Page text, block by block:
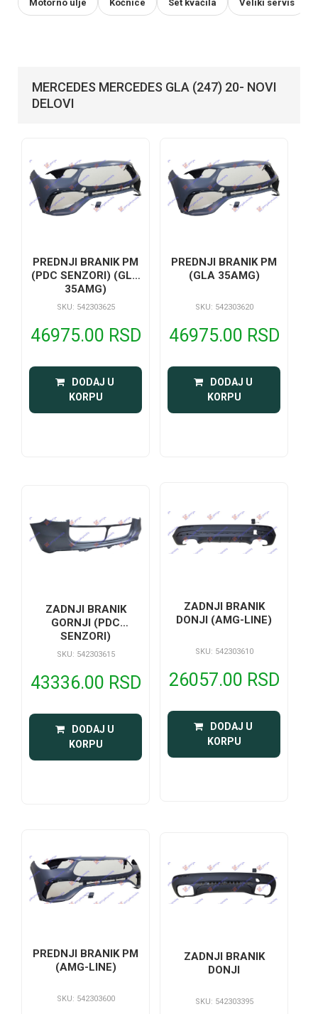
Motorno ulje Kočnice Set kvačila Veliki servis
MERCEDES MERCEDES GLA (247) 20- NOVI
DELOVI
PREDNJI BRANIK PM
(PDC SENZORI) (GLA
35AMG)
SKU: 542303625
46975.00 RSD
DODAJ U
KORPU
PREDNJI BRANIK PM
(GLA 35AMG)
SKU: 542303620
46975.00 RSD
DODAJ U
KORPU
ZADNJI BRANIK
GORNJI (PDC
SENZORI)
SKU: 542303615
43336.00 RSD
DODAJ U
KORPU
ZADNJI BRANIK
DONJI (AMG-LINE)
SKU: 542303610
26057.00 RSD
DODAJ U
KORPU
PREDNJI BRANIK PM
(AMG-LINE)
SKU: 542303600
ZADNJI BRANIK
DONJI
SKU: 542303395